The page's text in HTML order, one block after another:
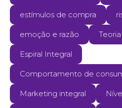
estímulos de compra
emoção e razão
Espiral Integral
Comportamento de
Marketing integral